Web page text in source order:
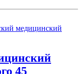
45